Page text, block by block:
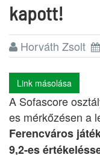
kapott!
Horváth Zsolt
Link másolása
A Sofascore
es mérkőzésen a
Ferencváros
9,2-es